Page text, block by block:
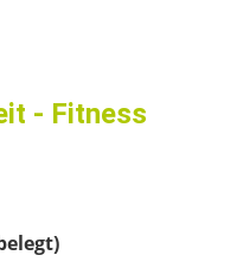
- Fitness